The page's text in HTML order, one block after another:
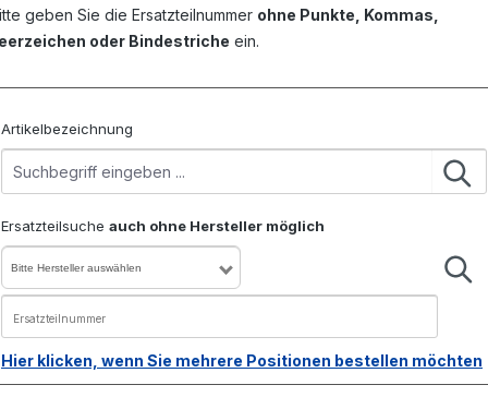
geben Sie die Ersatzteilnummer ohne Punkte, Kommas,
oder Bindestriche ein.
Artikelbezeichnung
Ersatzteilsuche auch ohne Hersteller möglich
Bitte Hersteller auswählen
Hier klicken, wenn Sie mehrere Positionen bestellen möchten